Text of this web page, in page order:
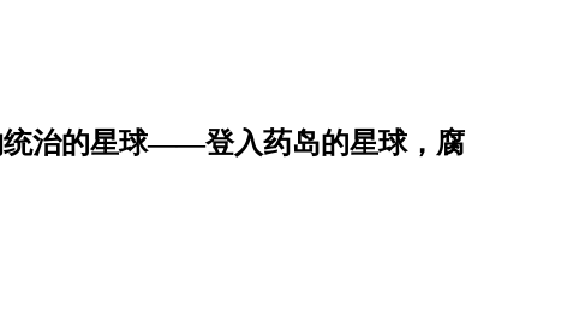
统治的星球——登入药岛的星球，腐